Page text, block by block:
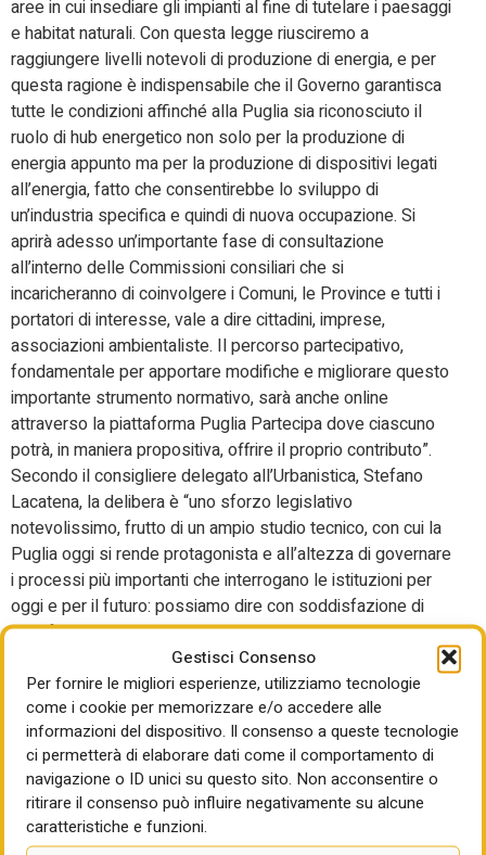
Gestisci Consenso
Per fornire le migliori esperienze, utilizziamo tecnologie
come i cookie per memorizzare e/o accedere alle
informazioni del dispositivo. Il consenso a queste tecnologie
ci permetterà di elaborare dati come il comportamento di
navigazione o ID unici su questo sito. Non acconsentire o
ritirare il consenso può influire negativamente su alcune
caratteristiche e funzioni.
aree in cui insediare gli impianti al fine di tutelare i paesaggi
e habitat naturali. Con questa legge riusciremo a
raggiungere livelli notevoli di produzione di energia, e per
questa ragione è indispensabile che il Governo garantisca
tutte le condizioni affinché alla Puglia sia riconosciuto il
ruolo di hub energetico non solo per la produzione di
energia appunto ma per la produzione di dispositivi legati
all’energia, fatto che consentirebbe lo sviluppo di
un’industria specifica e quindi di nuova occupazione. Si
aprirà adesso un’importante fase di consultazione
all’interno delle Commissioni consiliari che si
incaricheranno di coinvolgere i Comuni, le Province e tutti i
portatori di interesse, vale a dire cittadini, imprese,
associazioni ambientaliste. Il percorso partecipativo,
fondamentale per apportare modifiche e migliorare questo
importante strumento normativo, sarà anche online
attraverso la piattaforma Puglia Partecipa dove ciascuno
potrà, in maniera propositiva, offrire il proprio contributo”.
Secondo il consigliere delegato all’Urbanistica, Stefano
Lacatena, la delibera è “uno sforzo legislativo
notevolissimo, frutto di un ampio studio tecnico, con cui la
Puglia oggi si rende protagonista e all’altezza di governare
i processi più importanti che interrogano le istituzioni per
oggi e per il futuro: possiamo dire con soddisfazione di
aver fatto un ottimo lavoro nella redazione del Dl sulle
Aree Idonee. Un provvedimento redatto con un approccio
integrato”. Applausi anche dall’assessorato all’Agricoltura,
guidato da Donato Pentassuglia e l’assessora
all’Ambiente della Regione Puglia, Serena Triggiani: “Resta
indissolubile nella nostra azione e strategia regionale la
decarbonizzazione difendendo l’identità ambientale e
paesaggistica della Puglia, allargando l’ambito delle aree
non idonee”.